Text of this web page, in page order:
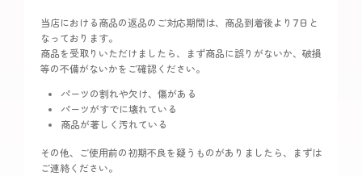
当店における商品の返品のご対応期間は、商品到着後より7日と
なっております。
商品を受取りいただけましたら、まず商品に誤りがないか、破損
等の不備がないかをご確認ください。
パーツの割れや欠け、傷がある
パーツがすでに壊れている
商品が著しく汚れている
その他、ご使用前の初期不良を疑うものがありましたら、まずは
ご連絡ください。